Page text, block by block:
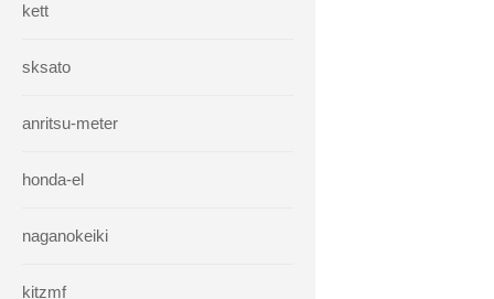
kett
sksato
anritsu-meter
honda-el
naganokeiki
kitzmf